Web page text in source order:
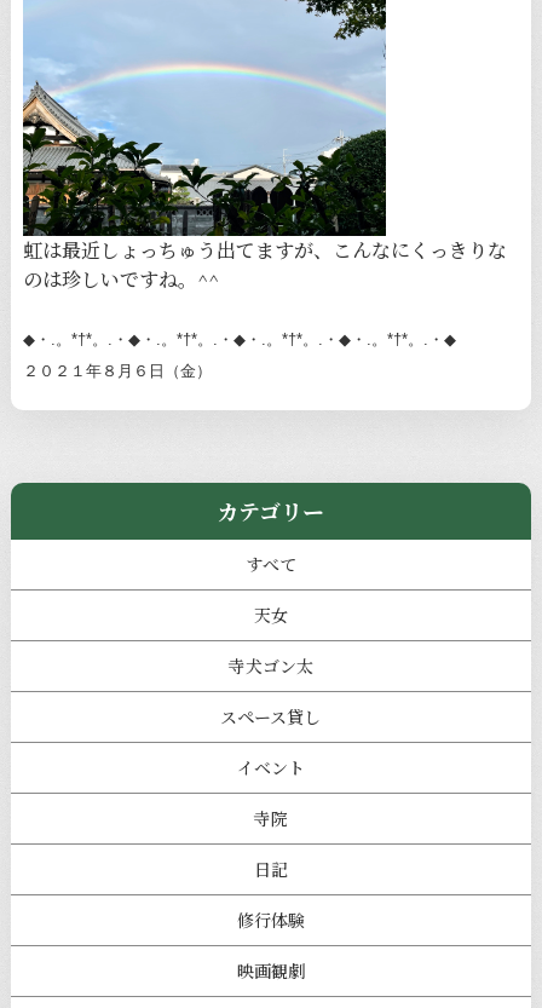
虹は最近しょっちゅう出てますが、こんなにくっきりな
のは珍しいですね。^^
◆・.。*†*。.・◆・.。*†*。.・◆・.。*†*。.・◆・.。*†*。.・◆
２０２１年８月６日（金）
カテゴリー
すべて
天女
寺犬ゴン太
スペース貸し
イベント
寺院
日記
修行体験
映画観劇